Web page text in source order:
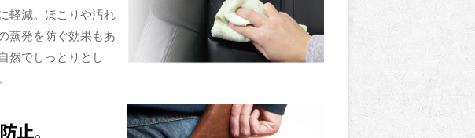
軽減。ほこりや汚れ
蒸発を防ぐ効果もあ
然でしっとりとし